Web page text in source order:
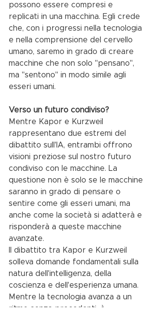
possono essere compresi e
replicati in una macchina. Egli crede
che, con i progressi nella tecnologia
e nella comprensione del cervello
umano, saremo in grado di creare
macchine che non solo "pensano",
ma "sentono" in modo simile agli
esseri umani.
Verso un futuro condiviso?
Mentre Kapor e Kurzweil
rappresentano due estremi del
dibattito sull'IA, entrambi offrono
visioni preziose sul nostro futuro
condiviso con le macchine. La
questione non è solo se le macchine
saranno in grado di pensare o
sentire come gli esseri umani, ma
anche come la società si adatterà e
risponderà a queste macchine
avanzate.
Il dibattito tra Kapor e Kurzweil
solleva domande fondamentali sulla
natura dell'intelligenza, della
coscienza e dell'esperienza umana.
Mentre la tecnologia avanza a un
ritmo senza precedenti, è